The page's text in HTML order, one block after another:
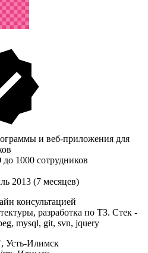
и веб-приложения для
1000 сотрудников
2013 (7 месяцев)
консультацией
разработка по ТЗ. Стек -
mysql, git, svn, jquery